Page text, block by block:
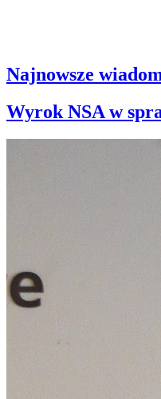
Najnowsze
Wyrok NSA w